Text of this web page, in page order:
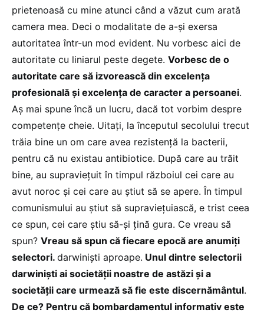
prietenoasă cu mine atunci când a văzut cum arată
camera mea. Deci o modalitate de a-și exersa
autoritatea într-un mod evident. Nu vorbesc aici de
autoritate cu liniarul peste degete. Vorbesc de o
autoritate care să izvorească din excelența
profesională și excelența de caracter a persoanei.
Aș mai spune încă un lucru, dacă tot vorbim despre
competențe cheie. Uitați, la începutul secolului trecut
trăia bine un om care avea rezistență la bacterii,
pentru că nu existau antibiotice. După care au trăit
bine, au supraviețuit în timpul războiul cei care au
avut noroc și cei care au știut să se apere. În timpul
comunismului au știut să supraviețuiască, e trist ceea
ce spun, cei care știu să-și țină gura. Ce vreau să
spun? Vreau să spun că fiecare epocă are anumiți
selectori. darwiniști aproape. Unul dintre selectorii
darwiniști ai societății noastre de astăzi și a
societății care urmează să fie este discernământul.
De ce? Pentru că bombardamentul informativ este